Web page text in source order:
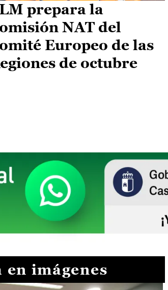
prepara la
NAT del
Europeo de las
de octubre
imágenes